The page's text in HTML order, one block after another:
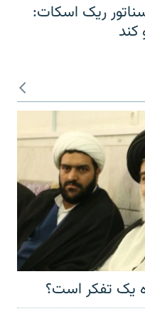
ریک اسکات:
کند
یک تفکر است؟